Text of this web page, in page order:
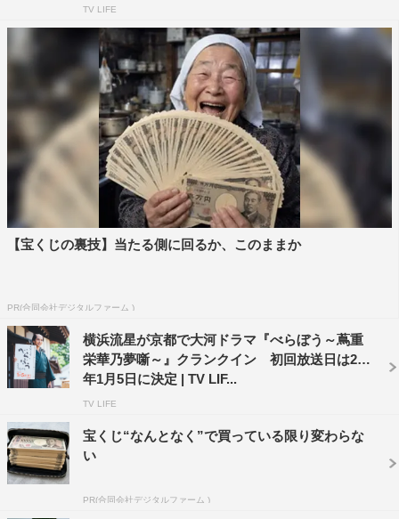
脚本の森下佳子さんから、お声がけいただいたと伺ってい
ます。
そんなうれしく冥利に尽きることはありません。
心して、演じさせていただきます。
横浜流星さんと初めてご一緒しました。
真面目、実直でいながら、やんちゃな匂いもする魅力あふ
れる方。そんな印象を抱いています。
あと、渡辺謙さんとご一緒できるのは、やはり光栄至極で
す。
理由は、言わずもがな！
天才と呼ばれる人たちは周りから見た時、ちょっと違うと
いうか。
会話がちょっとズレつつも、ユーモアにあふれ、愛嬌のあ
る方だったのかなと解釈しています。
なにがあっても、生きていくのですから。
どうせなら、楽しく向き合いませんか、と。
そんなことを思わせてくれる作品です。
ささいでも重大でも、軽妙洒脱に。
奥歯かみ締めて、涙こらえて、人に優しく。
TV LIFE
【宝くじの裏技】当たる側に回るか、このままか
PR(合同会社デジタルファーム )
横浜流星が京都で大河ドラマ『べらぼう～蔦重
栄華乃夢噺～』クランクイン 初回放送日は25
年1月5日に決定 | TV LIF...
TV LIFE
宝くじ“なんとなく”で買っている限り変わらな
い
PR(合同会社デジタルファーム )